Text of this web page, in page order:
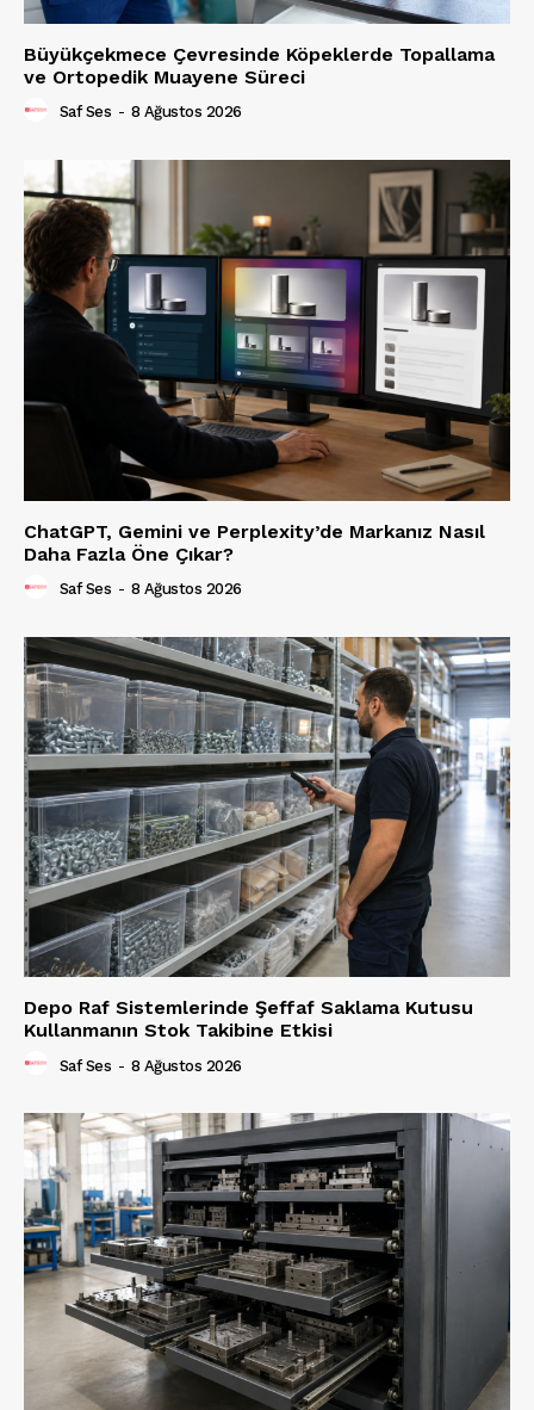
Büyükçekmece Çevresinde Köpeklerde Topallama
ve Ortopedik Muayene Süreci
Saf Ses - 8 Ağustos 2026
ChatGPT, Gemini ve Perplexity’de Markanız Nasıl
Daha Fazla Öne Çıkar?
Saf Ses - 8 Ağustos 2026
Depo Raf Sistemlerinde Şeffaf Saklama Kutusu
Kullanmanın Stok Takibine Etkisi
Saf Ses - 8 Ağustos 2026